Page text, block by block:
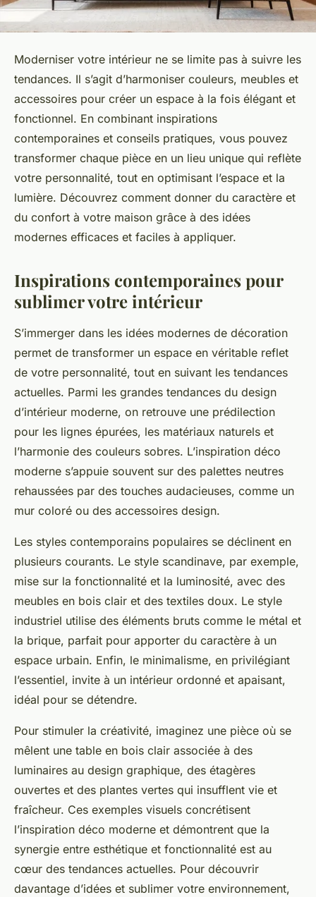
Moderniser votre intérieur ne se limite pas à suivre les
tendances. Il s’agit d’harmoniser couleurs, meubles et
accessoires pour créer un espace à la fois élégant et
fonctionnel. En combinant inspirations
contemporaines et conseils pratiques, vous pouvez
transformer chaque pièce en un lieu unique qui reflète
votre personnalité, tout en optimisant l’espace et la
lumière. Découvrez comment donner du caractère et
du confort à votre maison grâce à des idées
modernes efficaces et faciles à appliquer.
Inspirations contemporaines pour
sublimer votre intérieur
S’immerger dans les idées modernes de décoration
permet de transformer un espace en véritable reflet
de votre personnalité, tout en suivant les tendances
actuelles. Parmi les grandes tendances du design
d’intérieur moderne, on retrouve une prédilection
pour les lignes épurées, les matériaux naturels et
l’harmonie des couleurs sobres. L’inspiration déco
moderne s’appuie souvent sur des palettes neutres
rehaussées par des touches audacieuses, comme un
mur coloré ou des accessoires design.
Les styles contemporains populaires se déclinent en
plusieurs courants. Le style scandinave, par exemple,
mise sur la fonctionnalité et la luminosité, avec des
meubles en bois clair et des textiles doux. Le style
industriel utilise des éléments bruts comme le métal et
la brique, parfait pour apporter du caractère à un
espace urbain. Enfin, le minimalisme, en privilégiant
l’essentiel, invite à un intérieur ordonné et apaisant,
idéal pour se détendre.
Pour stimuler la créativité, imaginez une pièce où se
mêlent une table en bois clair associée à des
luminaires au design graphique, des étagères
ouvertes et des plantes vertes qui insufflent vie et
fraîcheur. Ces exemples visuels concrétisent
l’inspiration déco moderne et démontrent que la
synergie entre esthétique et fonctionnalité est au
cœur des tendances actuelles. Pour découvrir
davantage d’idées et sublimer votre environnement,